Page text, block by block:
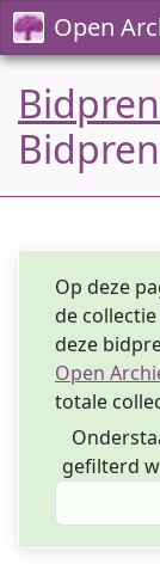
Open
Op deze
de collectie
deze
Open
totale
gefilterd